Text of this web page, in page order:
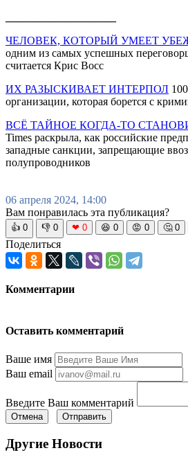
ЧЕЛОВЕК, КОТОРЫЙ УМЕЕТ
одним из самых успешных
считается Крис Восс
ИХ РАЗЫСКИВАЕТ ИНТЕРПОЛ
организации, которая борется с
ВСЁ ТАЙНОЕ КОГДА-ТО
Times раскрыла, как российские
западные санкции, запрещающие
полупроводников
06 апреля 2024, 14:00
Вам понравилась эта публикация?
👍 0 👎 0 ❤ 0 😆 0 😡 0 🤔 0
Поделиться
Комментарии
Оставить комментарий
Ваше имя
Ваш email
Введите Ваш комментарий
Отмена Отправить
Другие Новости